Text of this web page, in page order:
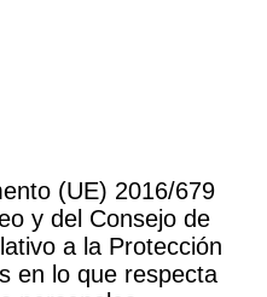
(UE) 2016/679
y del Consejo de
a la Protección
en lo que respecta